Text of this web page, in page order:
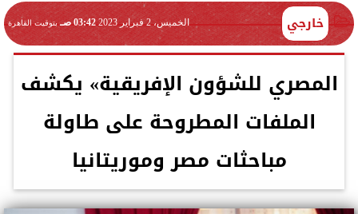
خارجي الخميس، 2 فبراير 2023 03:42 صـ بتوقيت القاهرة
المصري للشؤون الإفريقية» يكشف
الملفات المطروحة على طاولة
مباحثات مصر وموريتانيا